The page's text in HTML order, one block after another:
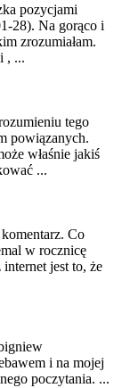
pozycjami
28). Na gorąco i
zrozumiałam.
, ...
tego
powiązanych.
właśnie jakiś
...
Co
w rocznicę
jest to, że
gniew
i na mojej
poczytania. ...